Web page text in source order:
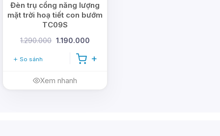
Đèn trụ cổng năng lượng
mặt trời hoạ tiết con bướm
TC09S
1.290.000 1.190.000
So sánh
Xem nhanh